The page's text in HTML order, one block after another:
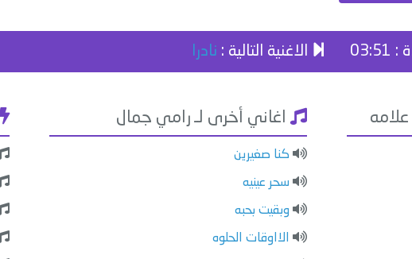
الاغنية التالية : نادرا
اغاني أخرى لـ رامي جمال
كنا صغيرين
سحر عينيه
وبقيت بحبه
الااوقات الحلوه